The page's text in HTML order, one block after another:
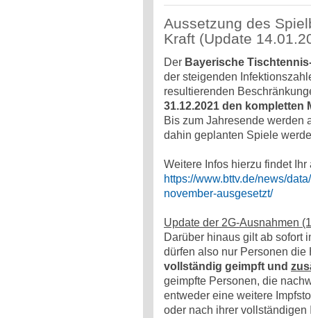
Aussetzung des
Kraft (Update
Der Bayerische
der steigenden
resultierenden
31.12.2021 den
Bis zum Jahresende werden
dahin geplanten Spiele
Weitere Infos hierzu findet
https://www.bttv.de/news/
november-ausgesetzt/
Update der 2G-Ausnahmen
Darüber hinaus gilt ab sofort
dürfen also nur Personen
vollständig geimpft und
geimpfte Personen, die
entweder eine weitere
oder nach ihrer